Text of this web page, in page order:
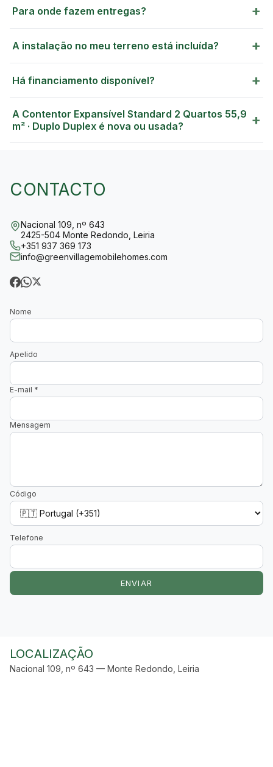
Para onde fazem entregas? +
A instalação no meu terreno está incluída? +
Há financiamento disponível? +
A Contentor Expansível Standard 2 Quartos 55,9
m² · Duplo Duplex é nova ou usada?
+
CONTACTO
Nacional 109, nº 643
2425-504 Monte Redondo, Leiria
+351 937 369 173
info@greenvillagemobilehomes.com
Nome
Apelido
E-mail *
Mensagem
Código
Telefone
ENVIAR
LOCALIZAÇÃO
Nacional 109, nº 643 — Monte Redondo, Leiria